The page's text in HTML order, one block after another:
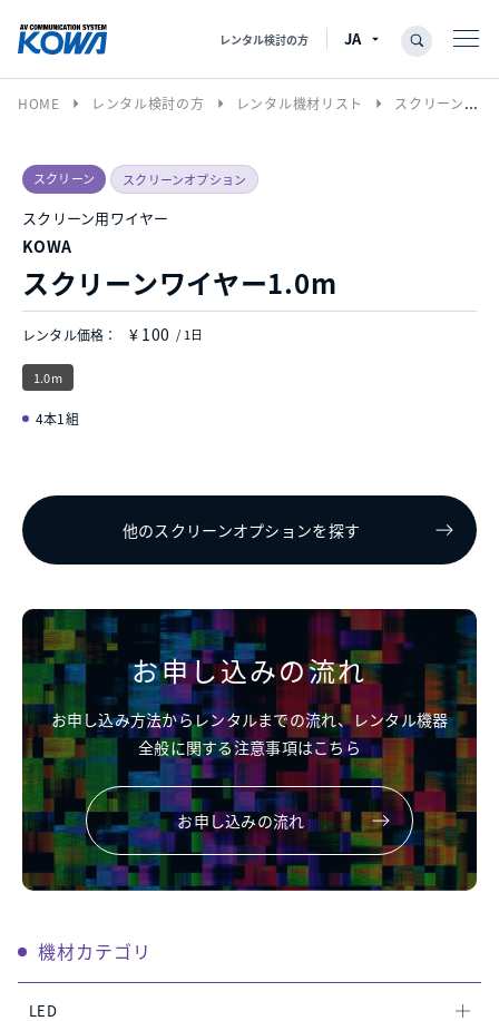
レンタル検討の方
HOME arrow_right レンタル検討の方 arrow_right レンタル機材リスト arrow_right スクリーン
機材カテゴリ
LED
スクリーン スクリーンオプション
スクリーン用ワイヤー
KOWA
スクリーンワイヤー1.0m
レンタル価格： ¥ 100 / 1日
1.0m
4本1組
他のスクリーンオプションを探す
お申し込みの流れ
お申し込み方法からレンタルまでの流れ、レンタル機器
全般に関する注意事項はこちら
お申し込みの流れ